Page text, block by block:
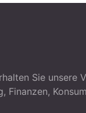
Sie unsere
Finanzen,